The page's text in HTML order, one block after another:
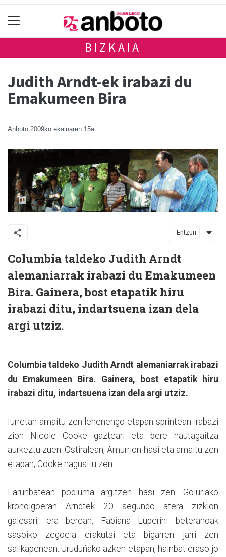
BIZKAIA
Judith Arndt-ek irabazi du
Emakumeen Bira
Anboto 2009ko ekainaren 15a
Entzun
Columbia taldeko Judith Arndt
alemaniarrak irabazi du Emakumeen
Bira. Gainera, bost etapatik hiru
irabazi ditu, indartsuena izan dela
argi utziz.
Columbia taldeko Judith Arndt alemaniarrak irabazi
du Emakumeen Bira. Gainera, bost etapatik hiru
irabazi ditu, indartsuena izan dela argi utziz.
Iurretan amaitu zen lehenengo etapan sprintean irabazi
zion Nicole Cooke gazteari eta bere hautagaitza
aurkeztu zuen. Ostiralean, Amurrion hasi eta amaitu zen
etapan, Cooke nagusitu zen.
Larunbatean podiuma argitzen hasi zen. Goiuriako
kronoigoeran Arndtek 20 segundo atera zizkion
galesari; era berean, Fabiana Luperini beteranoak
sasoiko zegoela erakutsi eta bigarren jarri zen
sailkapenean. Uruduñako azken etapan, hainbat eraso jo